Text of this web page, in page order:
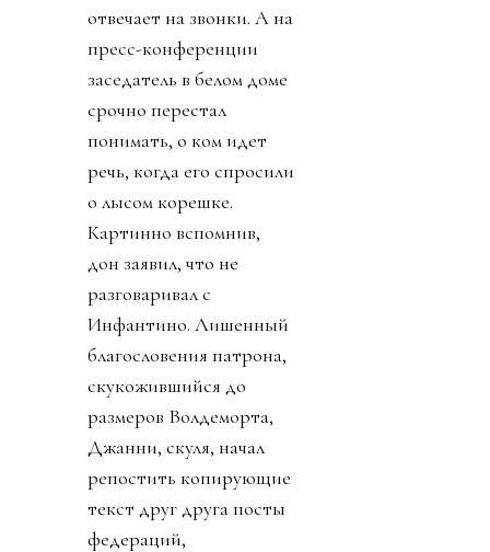
отвечает на звонки. А на
пресс-конференции
заседатель в белом доме
срочно перестал
понимать, о ком идет
речь, когда его спросили
о лысом корешке.
Картинно вспомнив,
дон заявил, что не
разговаривал с
Инфантино. Лишенный
благословения патрона,
скукожившийся до
размеров Волдеморта,
Джанни, скуля, начал
репостить копирующие
текст друг друга посты
федераций,